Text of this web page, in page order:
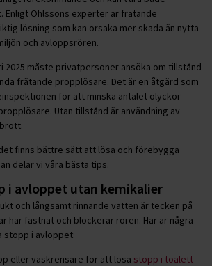
Enligt Ohlssons experter är frätande
lösning som kan orsaka mer skada än nytta
och avloppsrören.
2025 måste privatpersoner ansöka om tillstånd
frätande propplösare. Det är en åtgärd som
för att minska antalet olyckor
Utan tillstånd är användning av
finns bättre sätt att lösa och förebygga
delar vi våra bästa tips.
i avloppet utan kemikalier
och långsamt rinnande vatten är tecken på
har fastnat och blockerar rören. Här är några
i avloppet:
eller vaskrensare för att lösa stopp i toalett